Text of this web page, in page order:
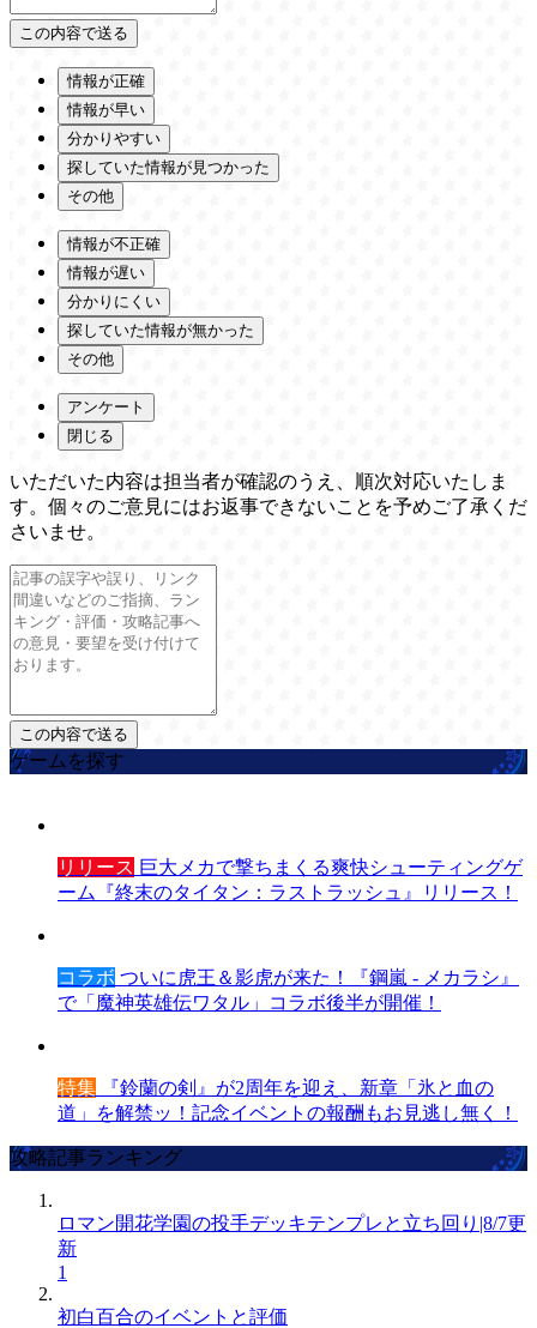
情報が正確
情報が早い
分かりやすい
探していた情報が見つかった
その他
情報が不正確
情報が遅い
分かりにくい
探していた情報が無かった
その他
アンケート
閉じる
いただいた内容は担当者が確認のうえ、順次対応いたしま
す。個々のご意見にはお返事できないことを予めご了承くだ
さいませ。
ゲームを探す
リリース 巨大メカで撃ちまくる爽快シューティングゲ
ーム『終末のタイタン：ラストラッシュ』リリース！
コラボ ついに虎王＆影虎が来た！『鋼嵐 - メカラシ』
で「魔神英雄伝ワタル」コラボ後半が開催！
特集 『鈴蘭の剣』が2周年を迎え、新章「氷と血の
道」を解禁ッ！記念イベントの報酬もお見逃し無く！
攻略記事ランキング
ロマン開花学園の投手デッキテンプレと立ち回り|8/7更
新
1
初白百合のイベントと評価